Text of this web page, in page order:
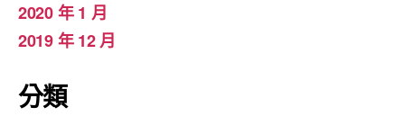
2020 年 1 月
2019 年 12 月
分類